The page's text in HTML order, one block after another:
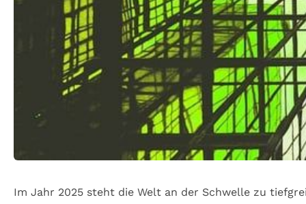
Im Jahr 2025 steht die Welt an der Schwelle zu